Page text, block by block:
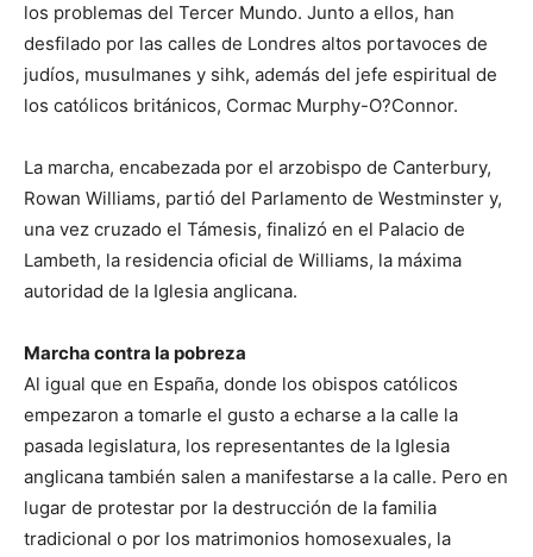
los problemas del Tercer Mundo. Junto a ellos, han
desfilado por las calles de Londres altos portavoces de
judíos, musulmanes y sihk, además del jefe espiritual de
los católicos británicos, Cormac Murphy-O?Connor.
La marcha, encabezada por el arzobispo de Canterbury,
Rowan Williams, partió del Parlamento de Westminster y,
una vez cruzado el Támesis, finalizó en el Palacio de
Lambeth, la residencia oficial de Williams, la máxima
autoridad de la Iglesia anglicana.
Marcha contra la pobreza
Al igual que en España, donde los obispos católicos
empezaron a tomarle el gusto a echarse a la calle la
pasada legislatura, los representantes de la Iglesia
anglicana también salen a manifestarse a la calle. Pero en
lugar de protestar por la destrucción de la familia
tradicional o por los matrimonios homosexuales, la